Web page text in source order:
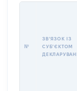
№
ЗВʼЯЗОК ІЗ
СУБʼЄКТОМ